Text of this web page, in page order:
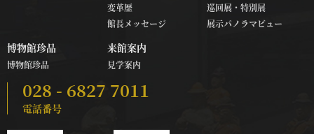
変革歴
館長メッセージ
巡回展・特別展
展示パノラマビュー
博物館珍品
博物館珍品
来館案内
見学案内
028 - 6827 7011
電話番号